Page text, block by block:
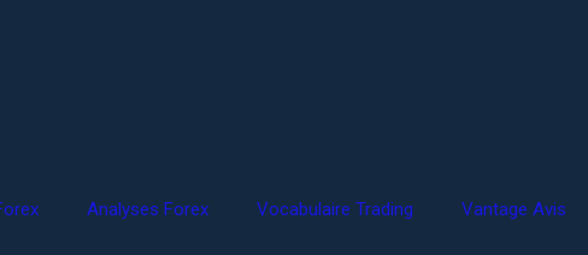
Analyses Forex Vocabulaire Trading Vantage Avis